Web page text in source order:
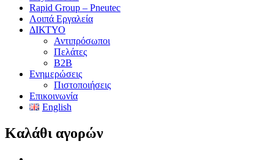
Rapid Group – Pneutec
Λοιπά Εργαλεία
ΔΙΚΤΥΟ
Αντιπρόσωποι
Πελάτες
B2B
Ενημερώσεις
Πιστοποιήσεις
Επικοινωνία
English
Καλάθι αγορών